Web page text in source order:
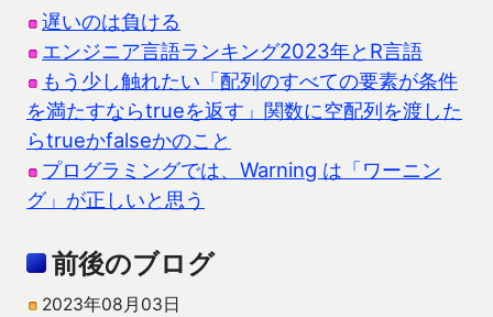
遅いのは負ける
エンジニア言語ランキング2023年とR言語
もう少し触れたい「配列のすべての要素が条件
を満たすならtrueを返す」関数に空配列を渡した
らtrueかfalseかのこと
プログラミングでは、Warning は「ワーニン
グ」が正しいと思う
前後のブログ
2023年08月03日